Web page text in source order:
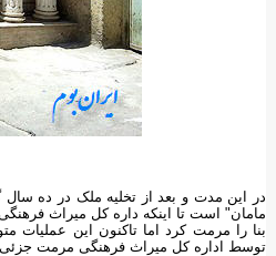
در این مدت و بعد از تخلیه ملک در ده
مامان" است تا اینکه داره کل میراث فرهنگی استان
بنا را مرمت کرد اما تاکنون این
توسط اداره کل میراث فرهنگی مرمت جزئی